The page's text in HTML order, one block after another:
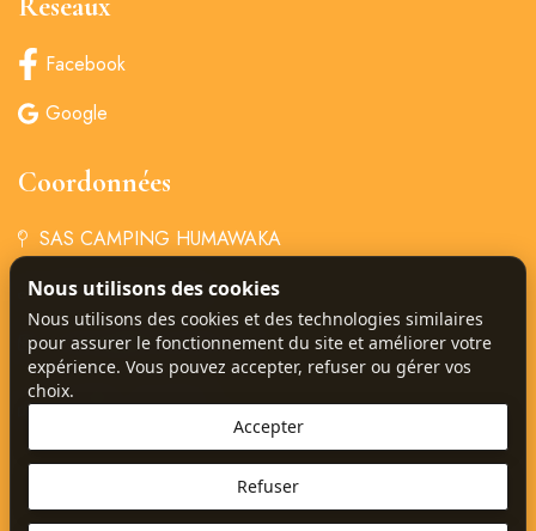
Facebook
Google
Coordonnées
SAS CAMPING HUMAWAKA
+33 4 94 85 68 34
‏‏ ‎‏‎‎camping@humawaka.com
77 Chem. de Deroc,
83840 Comps-sur-Artuby
Nous utilisons des cookies
Nous utilisons des cookies et des technologies similaires
pour assurer le fonctionnement du site et améliorer votre
expérience. Vous pouvez accepter, refuser ou gérer vos
choix.
Accepter
Refuser